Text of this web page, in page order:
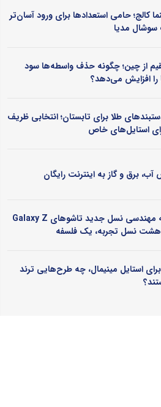
کالج؛ حامی استعدادها برای ورود آسان‌تر
مدیا
از چین؛ چگونه حذف واسطه‌ها سود
افزایش می‌دهد؟
طلا برای تابستان؛ انتخابی ظریف
استایل‌های خاص
برق و گاز به اینترنت رایگان
پشت صحنه مهندسی نسل جدید تاشوهای Galaxy Z
نسل تجربه، یک فلسفه
برای استایل مینیمال، چه طرح‌هایی ترند